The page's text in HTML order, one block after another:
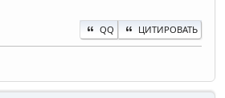
QQ ЦИТИРОВАТЬ